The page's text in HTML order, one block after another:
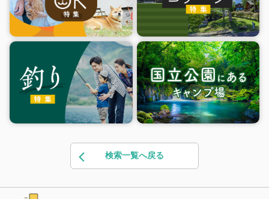
検索一覧へ戻る